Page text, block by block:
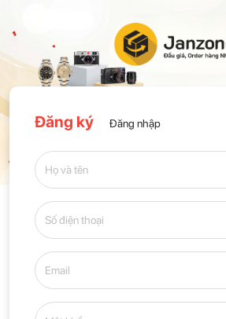
Đăng ký Đăng nhập